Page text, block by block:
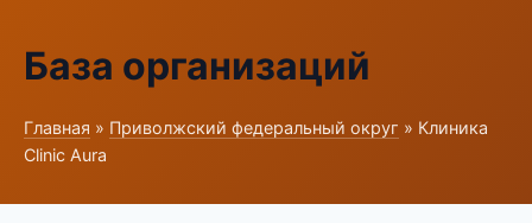
База организаций
Главная » Приволжский федеральный округ » Клиника
Clinic Aura